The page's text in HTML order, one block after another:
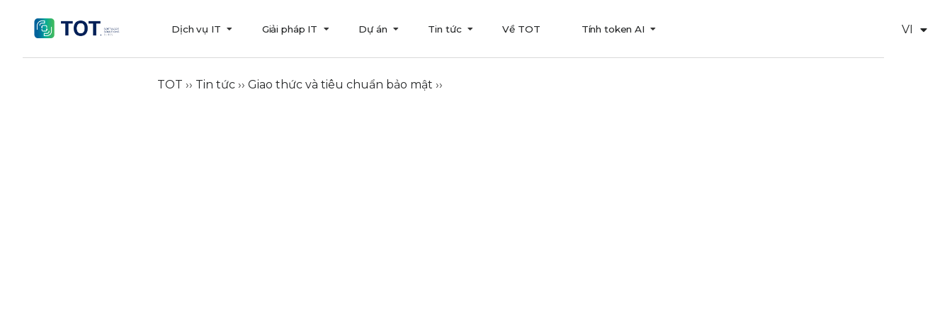
Dịch vụ IT Giải pháp IT Dự án Tin tức Về TOT Tính token AI VI
EN
TOT ›› Tin tức›› Giao thức và tiêu chuẩn bảo mật ››